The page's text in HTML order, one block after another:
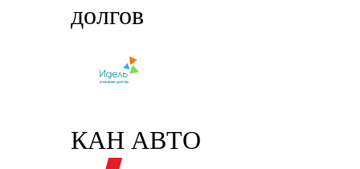
долгов
КАН АВТО